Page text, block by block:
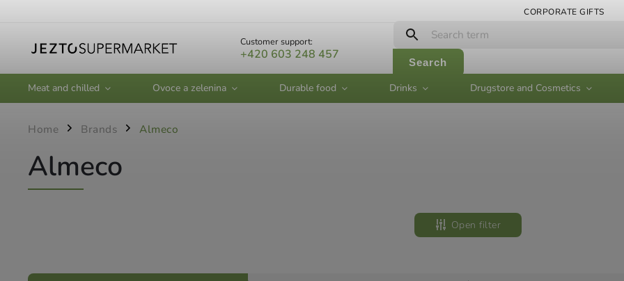
CORPORATE GIFTS
Customer support:
+420 603 248 457
Search
Meat and chilled Ovoce a zelenina Durable food Drinks Drugstore and Cosmetics
Home / Brands / Almeco
Almeco
Open filter